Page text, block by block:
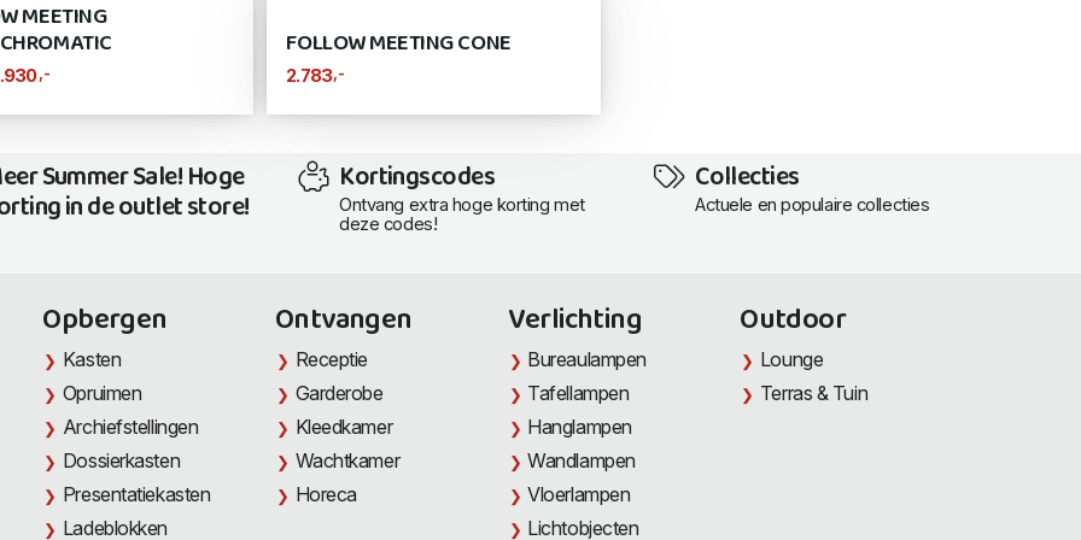
MEETING
,-
FOLLOW MEETING CONE
2.783,-
Summer Sale! Hoge
in de outlet store!
Kortingscodes
Ontvang extra hoge korting met
deze codes!
Collecties
Actuele en populaire collecties
Opbergen
Kasten
Opruimen
Archiefstellingen
Dossierkasten
Presentatiekasten
Ladeblokken
Ontvangen
Receptie
Garderobe
Kleedkamer
Wachtkamer
Horeca
Verlichting
Bureaulampen
Tafellampen
Hanglampen
Wandlampen
Vloerlampen
Lichtobjecten
Outdoor
Lounge
Terras & Tuin